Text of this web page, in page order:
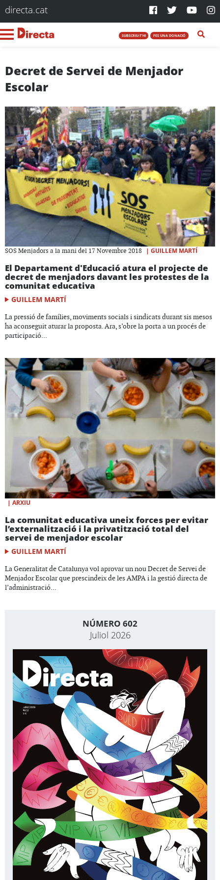
directa.cat
SUBSCRIU-T'HI FES UNA DONACIÓ
Decret de Servei de Menjador
Escolar
SOS Menjadors a la mani del 17 Novembre 2018 | GUILLEM MARTÍ
El Departament d'Educació atura el projecte de
decret de menjadors davant les protestes de la
comunitat educativa
GUILLEM MARTÍ
La pressió de famílies, moviments socials i sindicats durant sis mesos
ha aconseguit aturar la proposta. Ara, s’obre la porta a un procés de
participació...
| ARXIU
La comunitat educativa uneix forces per evitar
l’externalització i la privatització total del
servei de menjador escolar
GUILLEM MARTÍ
La Generalitat de Catalunya vol aprovar un nou Decret de Servei de
Menjador Escolar que prescindeix de les AMPA i la gestió directa de
l’administració...
NÚMERO 602
Juliol 2026